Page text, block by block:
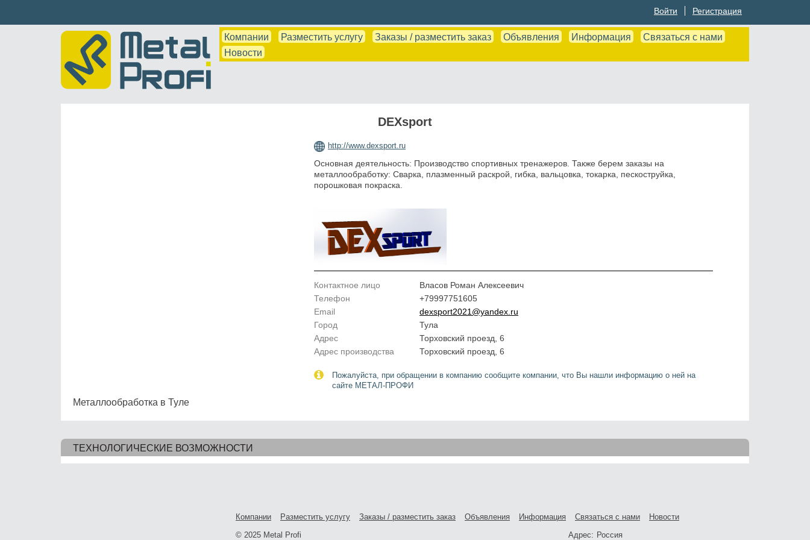
Войти Регистрация
Компании Разместить услугу Заказы / разместить заказ Объявления Информация
Связаться с нами
Новости
DEXsport
Металлообработка в Туле
http://www.dexsport.ru
Основная деятельность: Производство спортивных тренажеров. Также берем заказы на
металлообработку: Сварка, плазменный раскрой, гибка, вальцовка, токарка, пескоструйка,
порошковая покраска.
Контактное лицо
Власов Роман Алексеевич
Телефон
+79997751605
Email
dexsport2021@yandex.ru
Город
Тула
Адрес
Торховский проезд, 6
Адрес производства
Торховский проезд, 6
Пожалуйста, при обращении в компанию сообщите компании, что Вы нашли информацию о ней на
сайте МЕТАЛ-ПРОФИ
ТЕХНОЛОГИЧЕСКИЕ ВОЗМОЖНОСТИ
Компании Разместить услугу Заказы / разместить заказ Объявления Информация Связаться с нами
Новости
© 2025 Metal Profi
Адрес: Россия